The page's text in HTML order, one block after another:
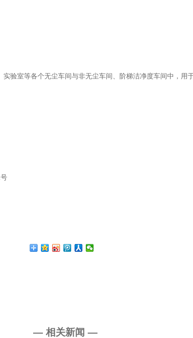
验室等各个无尘车间与非无尘车间、阶梯洁净度车间中，
— 相关新闻 —